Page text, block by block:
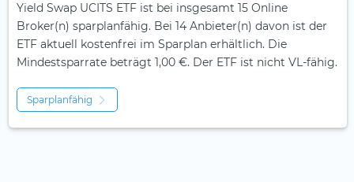
Yield Swap UCITS ETF ist bei insgesamt 15 Online
Broker(n) sparplanfähig. Bei 14 Anbieter(n) davon ist der
ETF aktuell kostenfrei im Sparplan erhältlich. Die
Mindestsparrate beträgt 1,00 €. Der ETF ist nicht VL-fähig.
Sparplanfähig